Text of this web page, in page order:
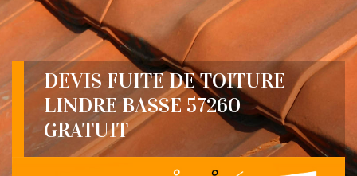
DEVIS FUITE DE TOITURE
LINDRE BASSE 57260
GRATUIT